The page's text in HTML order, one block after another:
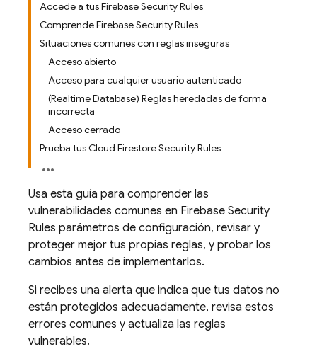
Accede a tus Firebase Security Rules
Comprende Firebase Security Rules
Situaciones comunes con reglas inseguras
Acceso abierto
Acceso para cualquier usuario autenticado
(Realtime Database) Reglas heredadas de forma
incorrecta
Acceso cerrado
Prueba tus Cloud Firestore Security Rules
Usa esta guía para comprender las
vulnerabilidades comunes en Firebase Security
Rules parámetros de configuración, revisar y
proteger mejor tus propias reglas, y probar los
cambios antes de implementarlos.
Si recibes una alerta que indica que tus datos no
están protegidos adecuadamente, revisa estos
errores comunes y actualiza las reglas
vulnerables.